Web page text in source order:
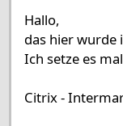
Hallo,
das hier
Ich setze es
Citrix -